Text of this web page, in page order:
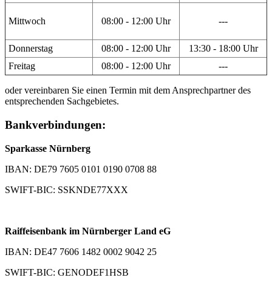
Mittwoch 08:00 - 12:00 Uhr ---
Donnerstag 08:00 - 12:00 Uhr
13:30 - 18:00 Uhr
Freitag
08:00 - 12:00 Uhr ---
oder vereinbaren Sie einen Termin mit dem Ansprechpartner des
entsprechenden Sachgebietes.
Bankverbindungen:
Sparkasse Nürnberg
IBAN: DE79 7605 0101 0190 0708 88
SWIFT-BIC: SSKNDE77XXX
Raiffeisenbank im Nürnberger Land eG
IBAN: DE47 7606 1482 0002 9042 25
SWIFT-BIC: GENODEF1HSB